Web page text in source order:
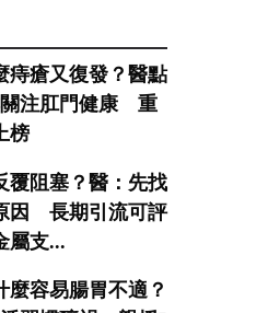
痔瘡又復發？醫點
關注肛門健康 重
榜
覆阻塞？醫：先找
因 長期引流可評
屬支...
麼容易腸胃不適？